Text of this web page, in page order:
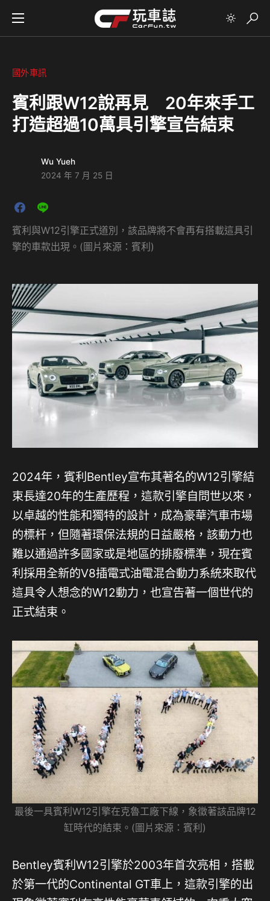
國外車訊
賓利跟W12說再見 20年來手工
打造超過10萬具引擎宣告結束
Wu Yueh
2024 年 7 月 25 日
賓利與W12引擎正式道別，該品牌將不會再有搭載這具引
擎的車款出現。(圖片來源：賓利)
2024年，賓利Bentley宣布其著名的W12引擎結
束長達20年的生產歷程，這款引擎自問世以來，
以卓越的性能和獨特的設計，成為豪華汽車市場
的標杆，但隨著環保法規的日益嚴格，該動力也
難以通過許多國家或是地區的排廢標準，現在賓
利採用全新的V8插電式油電混合動力系統來取代
這具令人想念的W12動力，也宣告著一個世代的
正式結束。
最後一具賓利W12引擎在克魯工廠下線，象徵著該品牌12
缸時代的結束。(圖片來源：賓利)
Bentley賓利W12引擎於2003年首次亮相，搭載
於第一代的Continental GT車上，這款引擎的出